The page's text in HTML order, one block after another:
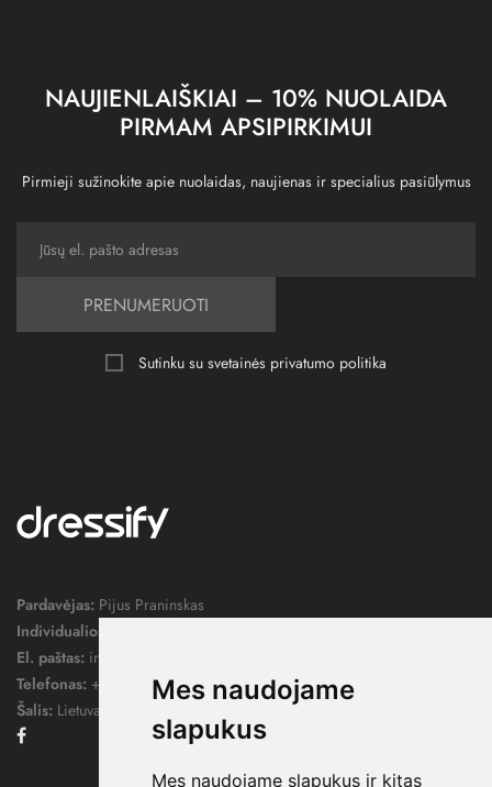
Mes naudojame
slapukus
Mes naudojame slapukus ir kitas
NAUJIENLAIŠKIAI – 10% NUOLAIDA
PIRMAM APSIPIRKIMUI
Pirmieji sužinokite apie nuolaidas, naujienas ir specialius pasiūlymus
PRENUMERUOTI
Sutinku su svetainės privatumo politika
Pardavėjas: Pijus Praninskas
Individualios veiklos pažymos nr.:
El. paštas: info@dressify.lt
Telefonas: +370 676 78578
Šalis: Lietuva